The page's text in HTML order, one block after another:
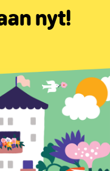
nyt!